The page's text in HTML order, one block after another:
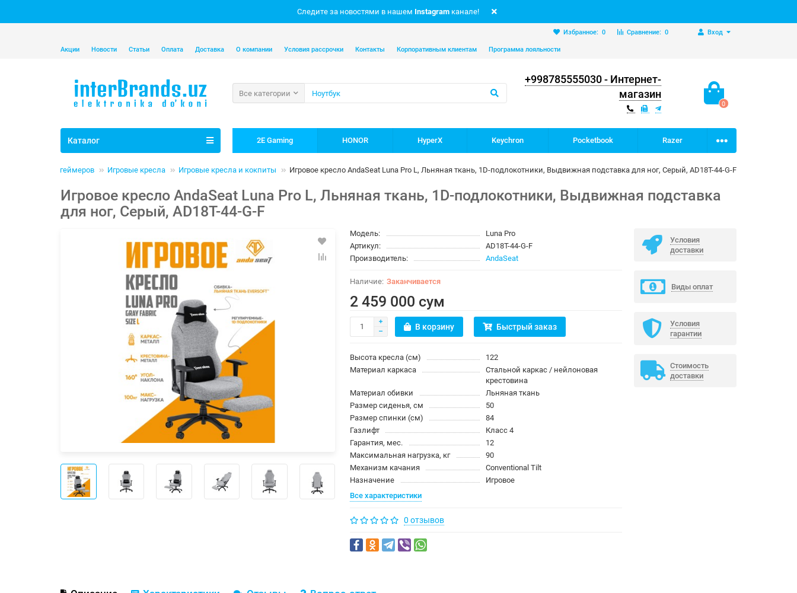
Следите за новостями в нашем Instagram канале!
Вход
Сравнение: 0
Избранное: 0
Акции Новости Статьи Оплата Доставка О компании Условия рассрочки Контакты Корпоративным клиентам Программа лояльности
+998785555030 - Интернет-
магазин
0
Все категории
Каталог 2E Gaming HONOR HyperX Keychron Pocketbook Razer
Товары для геймеров Игровые кресла Игровые кресла и кокпиты Игровое кресло AndaSeat Luna Pro L, Льняная ткань, 1D-подлокотники, Выдвижная подставка для ног, Серый, AD18T-44-G-F
Игровое кресло AndaSeat Luna Pro L, Льняная ткань, 1D-подлокотники, Выдвижная подставка
для ног, Серый, AD18T-44-G-F
Модель:
Luna Pro
Артикул:
AD18T-44-G-F
Производитель:
AndaSeat
Заканчивается
2 459 000 сум
В корзину Быстрый заказ
Высота кресла (см)
122
Материал каркаса
Стальной каркас / нейлоновая
крестовина
Материал обивки
Льняная ткань
Размер сиденья, см
50
Размер спинки (см)
84
Газлифт
Класс 4
Гарантия, мес.
12
Максимальная нагрузка, кг
90
Механизм качания
Conventional Tilt
Назначение
Игровое
Все характеристики
0 отзывов
Условия
доставки
Виды оплат
Условия
гарантии
Стоимость
доставки